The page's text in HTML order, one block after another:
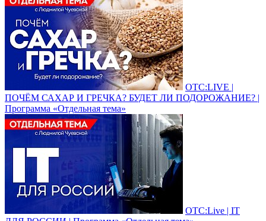
ОТС:LIVE |
ПОЧЁМ САХАР И ГРЕЧКА? БУДЕТ ЛИ ПОДОРОЖАНИЕ? |
Программа «Отдельная тема»
ОТС:Live | IT